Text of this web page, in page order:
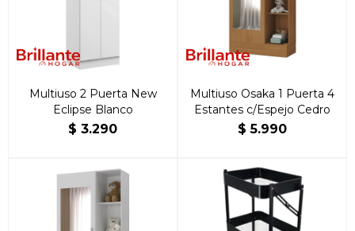
Multiuso 2 Puerta New
Eclipse Blanco
$ 3.290
Multiuso Osaka 1 Puerta 4
Estantes c/Espejo Cedro
$ 5.990